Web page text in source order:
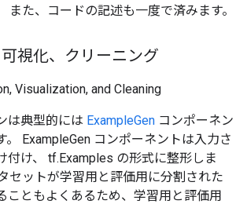
また、コードの記述も一度で済みます。
視化、クリーニング
は典型的には ExampleGen コンポーネン
。 ExampleGen コンポーネントは入力さ
付け、 tf.Examples の形式に整形しま
セットが学習用と評価用に分割された
こともよくあるため、学習用と評価用